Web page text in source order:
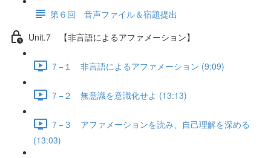
第６回 音声ファイル＆宿題提出
Unit.7 【非言語によるアファメーション】
７−１ 非言語によるアファメーション (9:09)
７−２ 無意識を意識化せよ (13:13)
７−３ アファメーションを読み、自己理解を深める
(13:03)